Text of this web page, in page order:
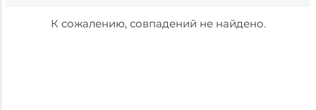
К сожалению, совпадений не найдено.